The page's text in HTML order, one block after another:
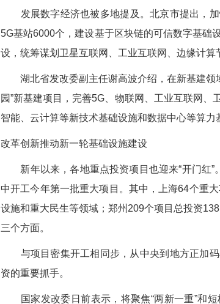
发展数字经济也被多地提及。北京市提出，加
5G基站6000个，建设基于区块链的可信数字基础
设，统筹谋划卫星互联网、工业互联网、边缘计算
湖北省发改委副主任谢高波介绍，在新基建领
园”新基建项目，完善5G、物联网、工业互联网
智能、云计算等新技术基础设施和数据中心等算力
改革创新推动新一轮基础设施建设
新年以来，各地重点投资项目也迎来“开门红”
中开工今年第一批重大项目。其中，上海64个重
设施和重大民生等领域；郑州209个项目总投资
三个方面。
与项目密集开工相同步，从中央到地方正加码
资的重要抓手。
国家发改委日前表示，将聚焦“两新一重”和短